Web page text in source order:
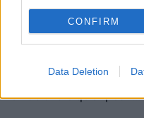
CONFIRM
Data Deletion
Pensionimi nuk është
vetëm liri: Sfidat
emocionale që shpesh